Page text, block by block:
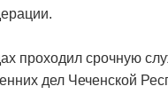
проходил срочную
дел Чеченской